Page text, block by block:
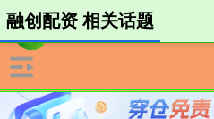
融创配资 相关话题